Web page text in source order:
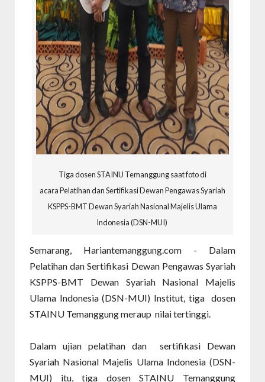
Tiga dosen STAINU Temanggung saat foto di
acara Pelatihan dan Sertifikasi Dewan Pengawas Syariah
KSPPS-BMT Dewan Syariah Nasional Majelis Ulama
Indonesia (DSN-MUI)
Semarang, Hariantemanggung.com - Dalam
Pelatihan dan Sertifikasi Dewan Pengawas Syariah
KSPPS-BMT Dewan Syariah Nasional Majelis
Ulama Indonesia (DSN-MUI) Institut, tiga dosen
STAINU Temanggung meraup nilai tertinggi.
Dalam ujian pelatihan dan sertifikasi Dewan
Syariah Nasional Majelis Ulama Indonesia (DSN-
MUI) itu, tiga dosen STAINU Temanggung